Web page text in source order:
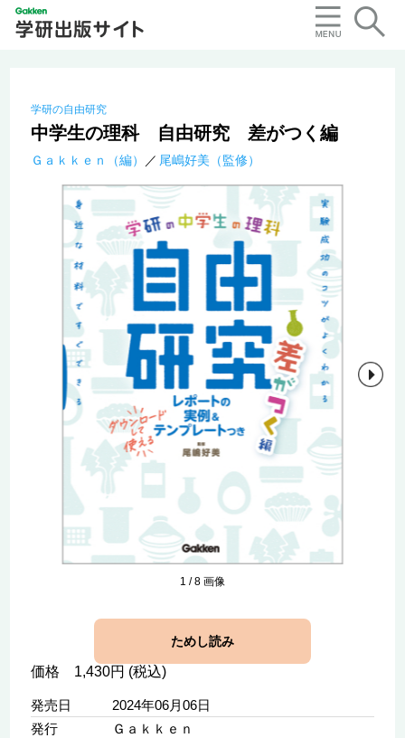
学研の自由研究
中学生の理科 自由研究 差がつく編
Ｇａｋｋｅｎ（編） 尾嶋好美（監修）
1 /8画像
ためし読み
価格 1,430円 (税込)
発売日
2024年06月06日
発行
Ｇａｋｋｅｎ